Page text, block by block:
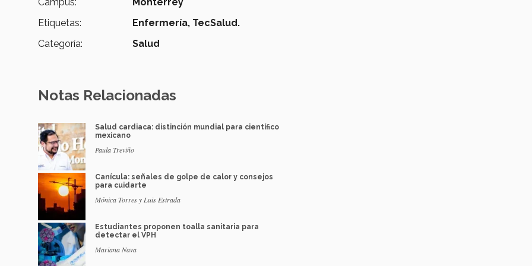
Etiquetas:
Enfermería, TecSalud.
Categoría:
Salud
Notas Relacionadas
Salud cardiaca: distinción mundial para científico
mexicano
Paula Treviño
Canícula: señales de golpe de calor y consejos
para cuidarte
Mónica Torres y Luis Estrada
Estudiantes proponen toalla sanitaria para
detectar el VPH
Mariana Nava